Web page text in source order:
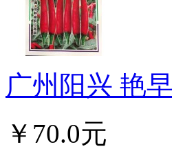
广州阳兴 艳
￥70.0元